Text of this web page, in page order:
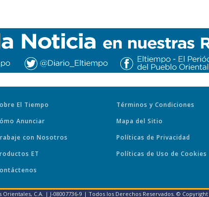
El Tiempo
Anunciar
con Nosotros
ET
Términos y Condiciones
Mapa del Sitio
Políticas de Privacidad
Políticas de Uso de Cookies
Orientales, C.A. | J-08007736-9 | Todos los Derechos Reservados. © Copyright